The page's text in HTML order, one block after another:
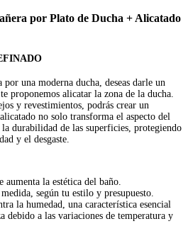
por Plato de Ducha + Alicatado
por una moderna ducha, deseas darle un
proponemos alicatar la zona de la ducha.
y revestimientos, podrás crear un
no solo transforma el aspecto del
durabilidad de las superficies, protegiendo
y el desgaste.
aumenta la estética del baño.
según tu estilo y presupuesto.
la humedad, una característica esencial
debido a las variaciones de temperatura y